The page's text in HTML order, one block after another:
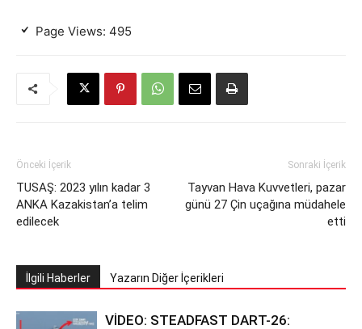
Page Views: 495
Önceki İçerik
TUSAŞ: 2023 yılın kadar 3
ANKA Kazakistan’a telim
edilecek
Sonraki İçerik
Tayvan Hava Kuvvetleri, pazar
günü 27 Çin uçağına müdahele
etti
İlgili Haberler Yazarın Diğer İçerikleri
VİDEO: STEADFAST DART-26: